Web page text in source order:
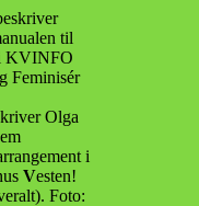
Olga
i
Vesten!
Foto: